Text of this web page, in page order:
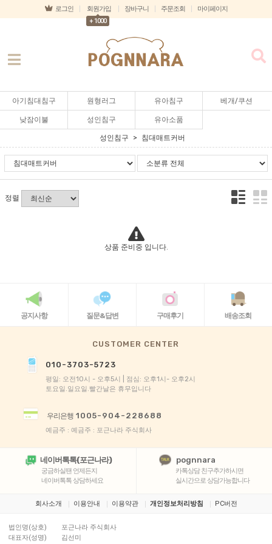
로그인
회원가입
+ 1000
장바구니 주문조회 마이페이지
아기침대침구 원형러그 유아침구 베개/쿠션
낮잠이불 성인침구 유아소품
성인침구 침대매트커버
정렬
상품 준비중 입니다.
공지사항 질문&답변 구매후기 배송조회
CUSTOMER CENTER
010-3703-5723
평일: 오전10시 - 오후5시 | 점심: 오후1시- 오후2시
토요일.일요일.빨간날은 휴무입니다
우리은행1005-904-228688
예금주 : 예금주 : 포근나라 주식회사
네이버톡톡(포근나라)
궁금하실땐 언제든지
네이버톡톡 상담하세요
pognnara
카톡상담 친구추가하시면
실시간으로 상담가능합니다
회사소개 이용안내 이용약관 개인정보처리방침 PC버전
법인명(상호)
포근나라 주식회사
대표자(성명)
김선미